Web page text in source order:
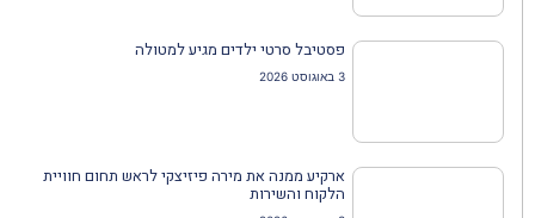
פסטיבל סרטי ילדים מגיע למטולה
3 באוגוסט 2026
ארקיע ממנה את מירה פיזיצקי לראש תחום חוויית
הלקוח והשירות